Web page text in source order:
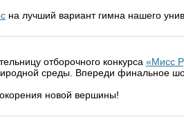
на лучший вариант гимна нашего
отборочного конкурса «Мисс
среды. Впереди финальное
новой вершины!